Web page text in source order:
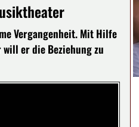
Vergangenheit. Mit Hilfe
er die Beziehung zu